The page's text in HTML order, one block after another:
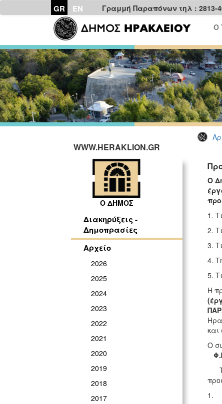
GR EN Γραμμή Παραπόνων τηλ : 2813-
Ο
WWW.HERAKLION.GR
Ο ΔΗΜΟΣ
Διακηρύξεις -
Δημοπρασίες
Αρχείο
2026
2025
2024
2023
2022
2021
2020
2019
2018
2017
Ο
1.
2.
3.
4.
5.
Η
και
Ο
1.